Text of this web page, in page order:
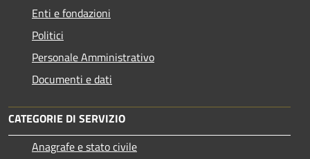
Enti e fondazioni
Politici
Personale Amministrativo
Documenti e dati
CATEGORIE DI SERVIZIO
Anagrafe e stato civile